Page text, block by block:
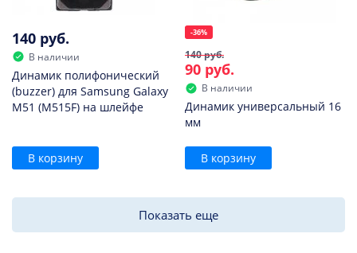
140 руб.
В наличии
Динамик полифонический
(buzzer) для Samsung Galaxy
M51 (M515F) на шлейфе
В корзину
-36%
140 руб.
90 руб.
В наличии
Динамик универсальный 16
мм
В корзину
Показать еще